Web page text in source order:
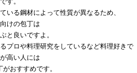
いる鋼材によって性質が異なるため、
けの包丁は
と良いですよ。
プロや料理研究をしているなど料理好きで
高い人には
がおすすめです。